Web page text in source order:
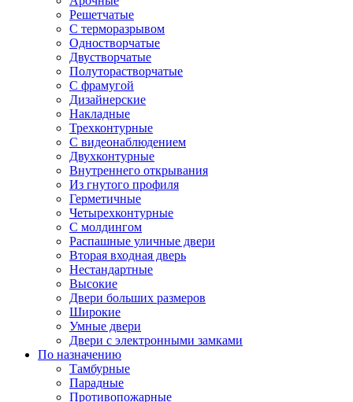
Решетчатые
С терморазрывом
Одностворчатые
Двустворчатые
Полуторастворчатые
С фрамугой
Дизайнерские
Накладные
Трехконтурные
С видеонаблюдением
Двухконтурные
Внутреннего открывания
Из гнутого профиля
Герметичные
Четырехконтурные
С молдингом
Распашные уличные двери
Вторая входная дверь
Нестандартные
Высокие
Двери больших размеров
Широкие
Умные двери
Двери с электронными замками
По назначению
Тамбурные
Парадные
Противопожарные